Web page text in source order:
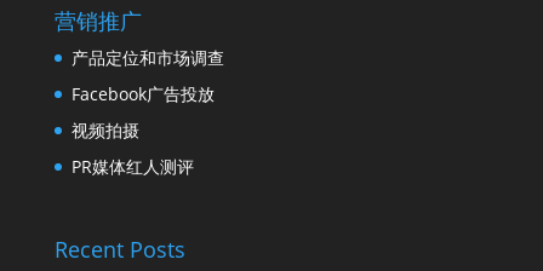
营销推广
产品定位和市场调查
Facebook广告投放
视频拍摄
PR媒体红人测评
Recent Posts